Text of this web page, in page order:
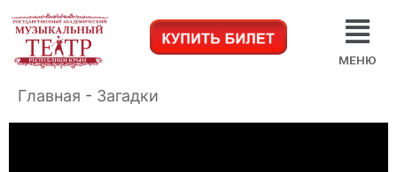
МЕНЮ
Главная - Загадки